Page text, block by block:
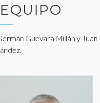
Guevara Millán y Juan